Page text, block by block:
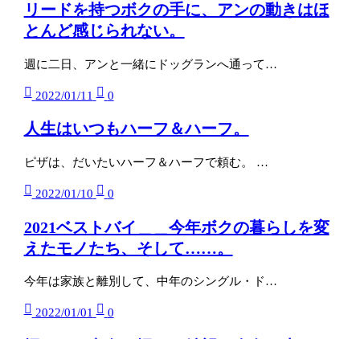
リードを持つボクの手に、アンの動きはほ
とんど感じられない。
週に二日、アンと一緒にドッグランへ通って…
2022/01/11 0
人生はいつもハーフ＆ハーフ。
ピザは、だいたいハーフ＆ハーフで頼む。 …
2022/01/10 0
2021ベストバイ＿＿今年ボクの暮らしを変
えたモノたち、そして……。
今年は家族と離別して、中年のシングル・ド…
2022/01/01 0